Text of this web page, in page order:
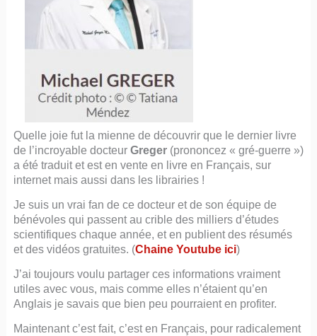
Quelle joie fut la mienne de découvrir que le dernier livre
de l’incroyable docteur Greger(prononcez « gré-guerre »)
a été traduit et est en vente en livre en Français, sur
internet mais aussi dans les librairies !
Je suis un vrai fan de ce docteur et de son équipe de
bénévoles qui passent au crible des milliers d’études
scientifiques chaque année, et en publient des résumés
et des vidéos gratuites. (Chaine Youtube ici)
J’ai toujours voulu partager ces informations vraiment
utiles avec vous, mais comme elles n’étaient qu’en
Anglais je savais que bien peu pourraient en profiter.
Maintenant c’est fait, c’est en Français, pour radicalement